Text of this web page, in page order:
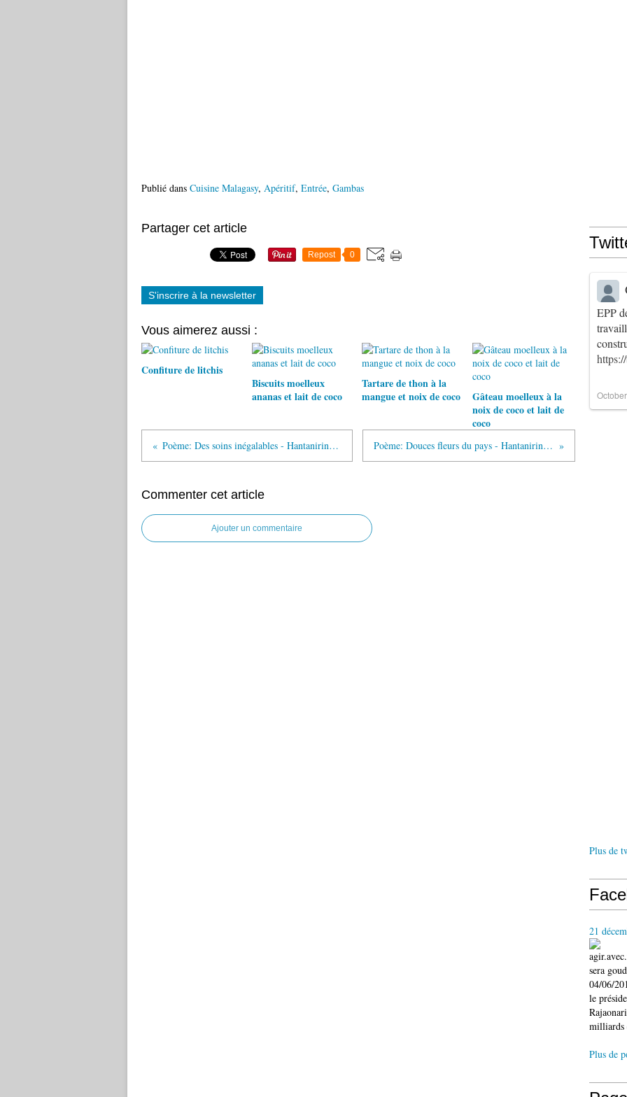
Publié dans Cuisine Malagasy, Apéritif, Entrée, Gambas
Partager cet article
Repost 0
S'inscrire à la newsletter
Vous aimerez aussi :
Confiture de litchis
Biscuits moelleux
ananas et lait de coco
Tartare de thon à la
mangue et noix de coco
Gâteau moelleux à la
noix de coco et lait de
coco
Poème: Des soins inégalables - Hantanirina Oliva Rajoharison Poème: Douces fleurs du pays - Hantanirina Oliva Rajoharison
Commenter cet article
Ajouter un commentaire
EPP
Plus de
21
sera
04/06/
le
milliards
Plus de